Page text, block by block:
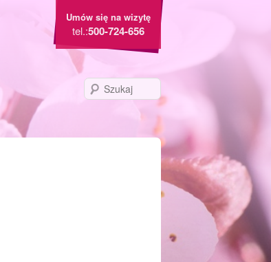
Umów się na wizytę
tel.:500-724-656